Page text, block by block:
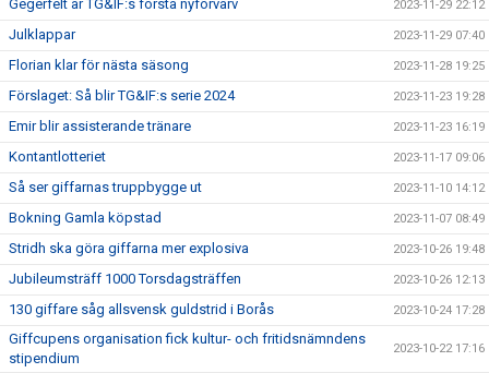
Gegerfelt är TG&IF:s första nyförvärv 2023-11-29 22:12
Julklappar 2023-11-29 07:40
Florian klar för nästa säsong 2023-11-28 19:25
Förslaget: Så blir TG&IF:s serie 2024 2023-11-23 19:28
Emir blir assisterande tränare 2023-11-23 16:19
Kontantlotteriet 2023-11-17 09:06
Så ser giffarnas truppbygge ut 2023-11-10 14:12
Bokning Gamla köpstad 2023-11-07 08:49
Stridh ska göra giffarna mer explosiva 2023-10-26 19:48
Jubileumsträff 1000 Torsdagsträffen 2023-10-26 12:13
130 giffare såg allsvensk guldstrid i Borås 2023-10-24 17:28
Giffcupens organisation fick kultur- och fritidsnämndens
stipendium
2023-10-22 17:16